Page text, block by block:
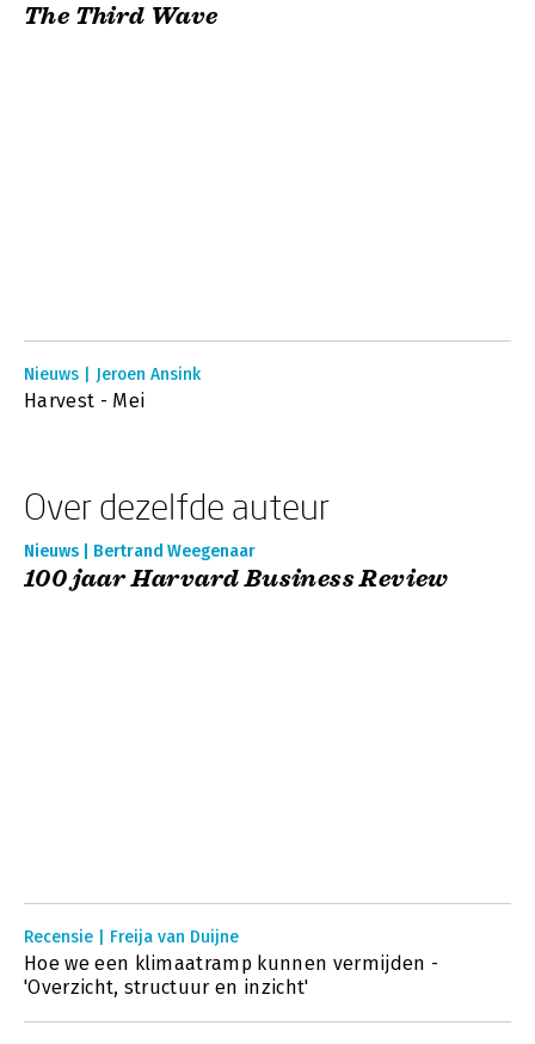
The Third Wave
Nieuws | Jeroen Ansink
Harvest - Mei
Over dezelfde auteur
Nieuws | Bertrand Weegenaar
100 jaar Harvard Business Review
Recensie | Freija van Duijne
Hoe we een klimaatramp kunnen vermijden -
'Overzicht, structuur en inzicht'